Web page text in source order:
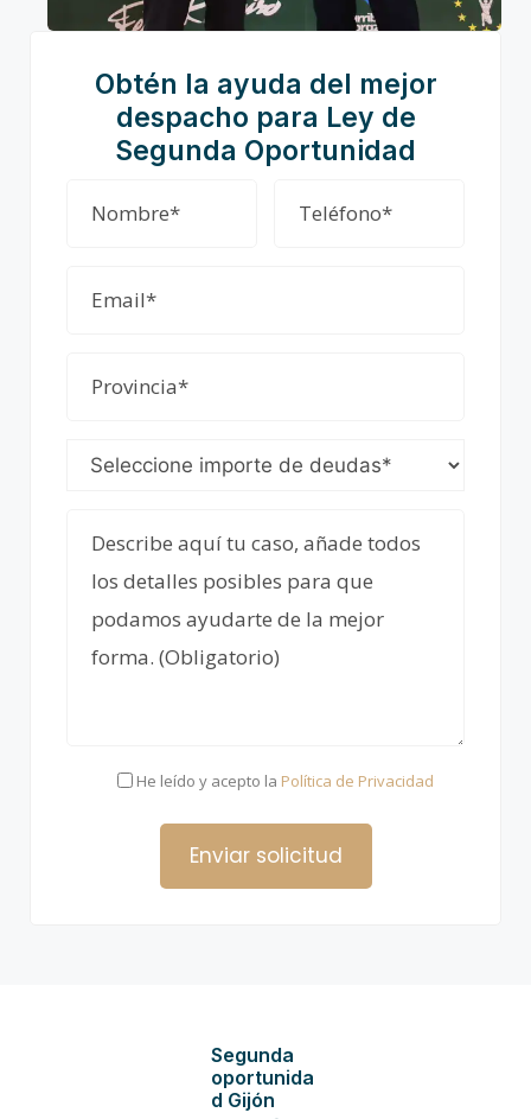
Obtén la ayuda del mejor
despacho para Ley de
Segunda Oportunidad
He leído y acepto la Política de Privacidad
Segunda
oportunida
d Gijón